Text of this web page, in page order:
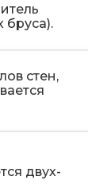
бруса).
стен,
двух-